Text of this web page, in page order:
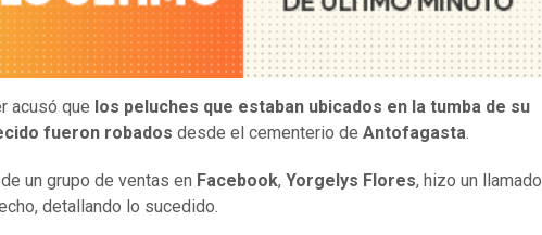
acusó que los peluches que estaban ubicados en la tumba de su
fueron robados desde el cementerio de Antofagasta.
un grupo de ventas en Facebook, Yorgelys Flores, hizo un llamado
detallando lo sucedido.